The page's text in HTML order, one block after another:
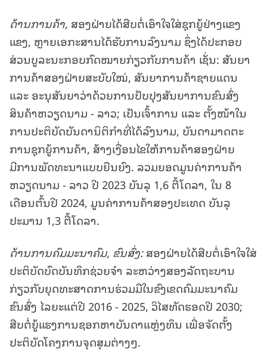
ດ້ານການຄ້າ, ສອງຝ່າຍໄດ້ສືບຕໍ່ເອົາໃຈໃສ່ຊຸກຍູ້ຢ່າງແຂງ
ແຂງ, ຫຼາຍເອກະສານໄດ້ຮັບການລົງນາມ ຊຶ່ງໄດ້ປະກອບ
ສ່ວນບູລະນະກອບກົດໝາຍກ່ຽວກັບການຄ້າ ເຊັ່ນ: ສັນຍາ
ການຄ້າສອງຝ່າຍສະບັບໃໝ່, ສັນຍາການຄ້າຊາຍແດນ
ແລະ ອະນຸສັນຍາວ່າດ້ວຍການປັບປຸງສັນຍາການຂົນສົ່ງ
ສິນຄ້າຫວຽດນາມ - ລາວ; ເປັນເຈົ້າການ ແລະ ຕັ້ງໜ້າໃນ
ການປະຕິບັດບັນດານິຕິກໍາທີ່ໄດ້ລົງນາມ, ບັນດາມາດຕະ
ການຊຸກຍູ້ການຄ້າ, ສ້າງເງື່ອນໄຂໃຫ້ການຄ້າສອງຝ່າຍ
ມີການພັດທະນາແບບຍືນຍົງ. ລວມຍອດມູນຄ່າການຄ້າ
ຫວຽດນາມ - ລາວ ປີ 2023 ບັນລຸ 1,6 ຕື້ໂດລາ, ໃນ 8
ເດືອນຕົ້ນປີ 2024, ມູນຄ່າການຄ້າສອງປະເທດ ບັນລຸ
ປະມານ 1,3 ຕື້ໂດລາ.
ດ້ານການຄົມມະນາຄົມ, ຂົນສົ່ງ:ສອງຝ່າຍໄດ້ສືບຕໍ່ເອົາໃຈໃສ່
ປະຕິບັດບົດບັນທຶກຊ່ວຍຈໍາ ລະຫວ່າງສອງລັດຖະບານ
ກ່ຽວກັບຍຸດທະສາດການຮ່ວມມືໃນຂົງເຂດຄົມມະນາຄົມ
ຂົນສົ່ງ ໄລຍະແຕ່ປີ 2016 - 2025, ວິໄສທັດຮອດປີ 2030;
ສືບຕໍ່ຍູ້ແຮງການຊອກຫາບັນດາແຫຼ່ງທຶນ ເພື່ອຈັດຕັ້ງ
ປະຕິບັດໂຄງການຈຸດສຸມຕ່າງໆ.